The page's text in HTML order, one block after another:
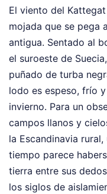
El viento del
mojada que se pega
antigua. Sentado al
el suroeste de
puñado de turba
lodo es espeso, frío
invierno. Para un
campos llanos y
la Escandinavia
tiempo parece
tierra entre sus
los siglos de